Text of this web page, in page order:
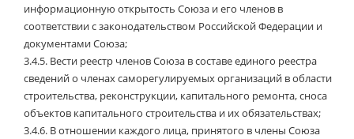
информационную открытость Союза и его членов в
соответствии с законодательством Российской Федерации и
документами Союза;
3.4.5. Вести реестр членов Союза в составе единого реестра
сведений о членах саморегулируемых организаций в области
строительства, реконструкции, капитального ремонта, сноса
объектов капитального строительства и их обязательствах;
3.4.6. В отношении каждого лица, принятого в члены Союза